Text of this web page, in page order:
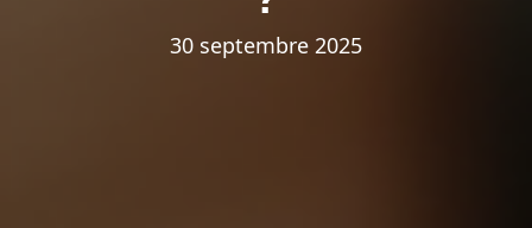
30 septembre 2025